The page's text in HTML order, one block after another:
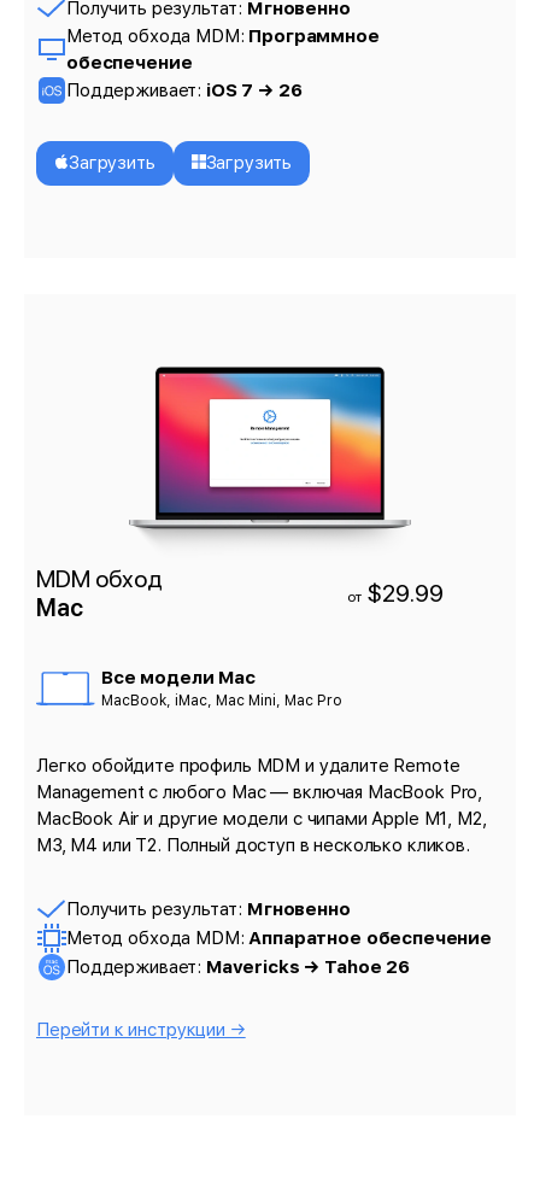
Получить результат: Мгновенно
Метод обхода MDM: Программное
обеспечение
Поддерживает: iOS 7 → 26
Загрузить Загрузить
MDM обход
Mac
от $29.99
Все модели Mac
MacBook, iMac, Mac Mini, Mac Pro
Легко обойдите профиль MDM и удалите Remote
Management с любого Mac — включая MacBook Pro,
MacBook Air и другие модели с чипами Apple M1, M2,
M3, M4 или T2. Полный доступ в несколько кликов.
Получить результат: Мгновенно
Метод обхода MDM:Аппаратное обеспечение
Поддерживает: Mavericks → Tahoe 26
Перейти к инструкции →